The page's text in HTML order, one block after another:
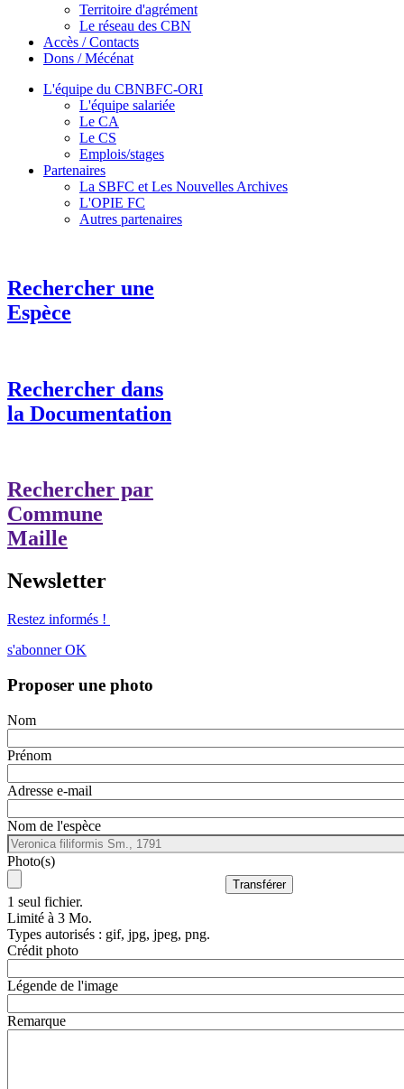
Territoire d'agrément
Le réseau des CBN
Accès / Contacts
Dons / Mécénat
L'équipe du CBNBFC-ORI
L'équipe salariée
Le CA
Le CS
Emplois/stages
Partenaires
La SBFC et Les Nouvelles Archives
L'OPIE FC
Autres partenaires
Rechercher une
Espèce
Rechercher dans
la Documentation
Rechercher par
Commune
Maille
Newsletter
Restez informés !
s'abonner OK
Proposer une photo
Nom
Prénom
Adresse e-mail
Nom de l'espèce
Photo(s)
1 seul fichier.
Limité à 3 Mo.
Types autorisés : gif, jpg, jpeg, png.
Crédit photo
Légende de l'image
Remarque